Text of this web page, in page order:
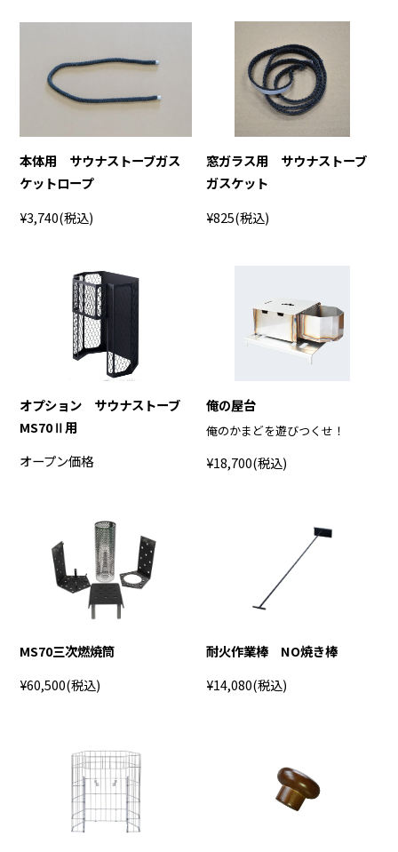
本体用 サウナストーブガス
ケットロープ
¥3,740(税込)
窓ガラス用 サウナストーブ
ガスケット
¥825(税込)
オプション サウナストーブ
MS70Ⅱ用
オープン価格
俺の屋台
俺のかまどを遊びつくせ！
¥18,700(税込)
MS70三次燃焼筒
¥60,500(税込)
耐火作業棒 NO焼き棒
¥14,080(税込)